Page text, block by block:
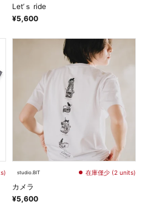
Let’ｓ ride
¥5,600
studio.BIT 在庫僅少 (2 units)
カメラ
¥5,600